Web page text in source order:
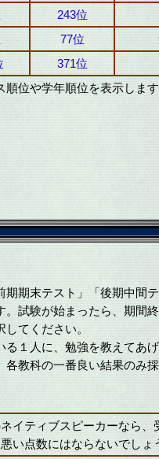
243位
77位
371位
位や学年順位を表示しま
期末テスト」「後期中間
試験が始まったら、期間
てください。
１人に、勉強を教えてあ
教科の一番良い結果のみ
イティブスピーカーなら
い点数にはならないでしょ